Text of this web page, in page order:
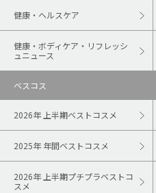
健康・ヘルスケア
健康・ボディケア・リフレッシ
ュニュース
ベスコス
2026年 上半期ベストコスメ
2025年 年間ベストコスメ
2026年 上半期プチプラベストコ
スメ